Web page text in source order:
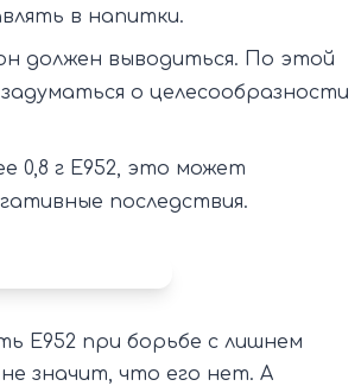
в напитки.
должен выводиться. По этой
о целесообразности
0,8 г Е952, это может
последствия.
Е952 при борьбе с лишнем
значит, что его нет. А